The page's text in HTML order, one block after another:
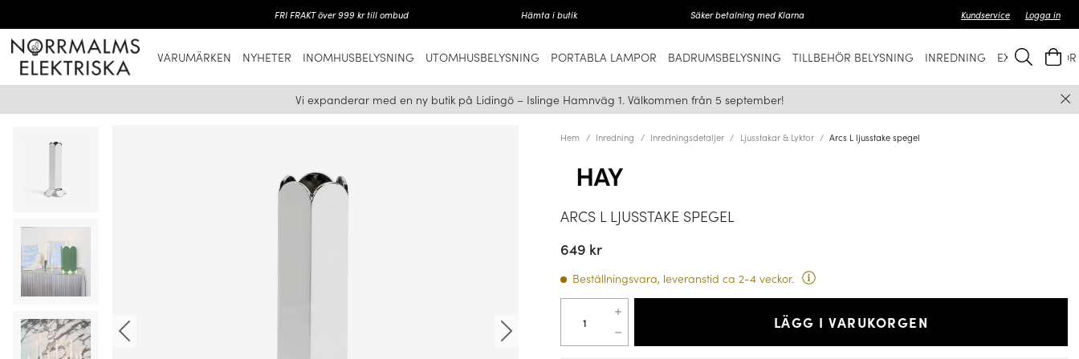
FRI FRAKT över 999 kr till ombud Hämta i butik Säker betalning med Klarna Kundservice Logga in
VARUMÄRKEN NYHETER INOMHUSBELYSNING UTOMHUSBELYSNING PORTABLA LAMPOR BADRUMSBELYSNING TILLBEHÖR BELYSNING INREDNING EXKLUSIVT
Vi expanderar med en ny butik på Lidingö – Islinge Hamnväg 1. Välkommen från 5 september!
Hem Inredning Inredningsdetaljer Ljusstakar & Lyktor Arcs L ljusstake spegel
ARCS L LJUSSTAKE SPEGEL
649 kr
Beställningsvara, leveranstid ca 2-4 veckor.
LÄGG I VARUKORGEN